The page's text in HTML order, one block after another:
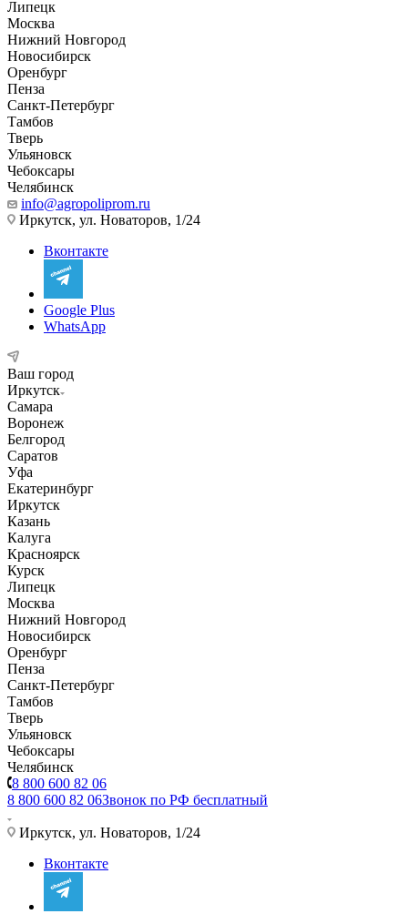
Липецк
Москва
Нижний Новгород
Новосибирск
Оренбург
Пенза
Санкт-Петербург
Тамбов
Тверь
Ульяновск
Чебоксары
Челябинск
info@agropoliprom.ru
Иркутск, ул. Новаторов, 1/24
Вконтакте
Google Plus
WhatsApp
Ваш город
Иркутск
Самара
Воронеж
Белгород
Саратов
Уфа
Екатеринбург
Иркутск
Казань
Калуга
Красноярск
Курск
Липецк
Москва
Нижний Новгород
Новосибирск
Оренбург
Пенза
Санкт-Петербург
Тамбов
Тверь
Ульяновск
Чебоксары
Челябинск
8 800 600 82 06
8 800 600 82 06Звонок по РФ бесплатный
Иркутск, ул. Новаторов, 1/24
Вконтакте